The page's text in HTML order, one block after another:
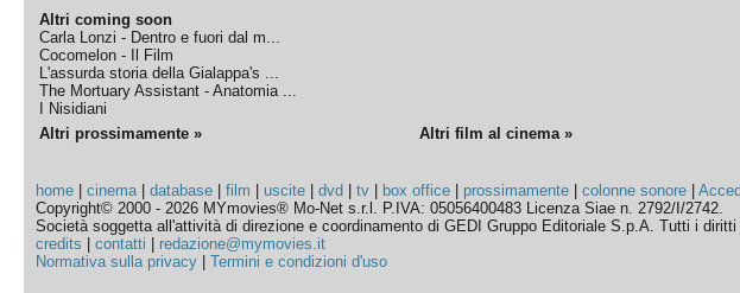
Altri coming soon
Carla Lonzi - Dentro e fuori dal m...
Cocomelon - Il Film
L'assurda storia della Gialappa's ...
The Mortuary Assistant - Anatomia ...
I Nisidiani
Altri prossimamente » Altri film al cinema »
home |cinema|database |film |uscite |dvd |tv box office prossimamente |colonne sonore |
Copyright© 2000 - 2026 MYmovies® Mo-Net s.r.l. P.IVA: 05056400483 Licenza Siae n. 2792/I/2742.
Società soggetta all'attività di direzione e coordinamento di GEDI Gruppo Editoriale S.p.A. Tutti i
credits |contatti
redazione@mymovies.it
Normativa sulla privacy |Termini e condizioni d'uso